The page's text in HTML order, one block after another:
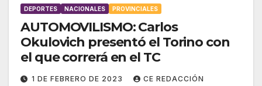
DEPORTES NACIONALES PROVINCIALES
AUTOMOVILISMO: Carlos
Okulovich presentó el Torino con
el que correrá en el TC
1 DE FEBRERO DE 2023 CE REDACCIÓN